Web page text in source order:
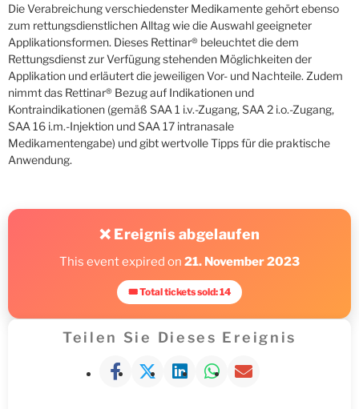
Die Verabreichung verschiedenster Medikamente gehört ebenso
zum rettungsdienstlichen Alltag wie die Auswahl geeigneter
Applikationsformen. Dieses Rettinar® beleuchtet die dem
Rettungsdienst zur Verfügung stehenden Möglichkeiten der
Applikation und erläutert die jeweiligen Vor- und Nachteile. Zudem
nimmt das Rettinar® Bezug auf Indikationen und
Kontraindikationen (gemäß SAA 1 i.v.-Zugang, SAA 2 i.o.-Zugang,
SAA 16 i.m.-Injektion und SAA 17 intranasale
Medikamentengabe) und gibt wertvolle Tipps für die praktische
Anwendung.
❌ Ereignis abgelaufen
This event expired on 21. November 2023
🎟 Total tickets sold: 14
Teilen Sie Dieses Ereignis